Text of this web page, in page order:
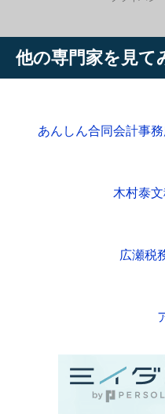
他の専門家を見て
あんしん合同会計事
木村泰
広瀬税